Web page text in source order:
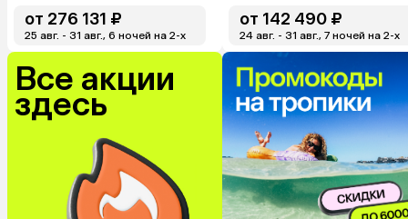
от 276 131 ₽
25 авг. - 31 авг., 6 ночей на 2-x
от 142 490 ₽
24 авг. - 31 авг., 7 ночей на 2-x
Все акции
здесь